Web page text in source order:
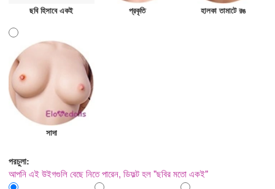
ছবি হিসাবে একই প্রকৃতি হালকা তামাটে রঙ
সাদা
পরচুলা:
আপনি এই উইগগুলি বেছে নিতে পারেন, ডিফল্ট হল "ছবির মতো একই"